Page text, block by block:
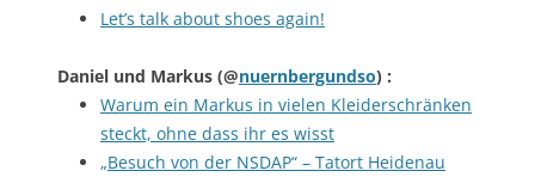
Let’s talk about shoes again!
Daniel und Markus (@nuernbergundso) :
Warum ein Markus in vielen Kleiderschränken
steckt, ohne dass ihr es wisst
„Besuch von der NSDAP“ – Tatort Heidenau